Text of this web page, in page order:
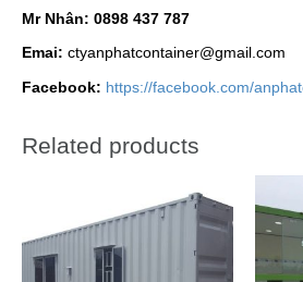
Mr Nhân: 0898 437 787
Emai: ctyanphatcontainer@gmail.com
Facebook: https://facebook.com/
Related products